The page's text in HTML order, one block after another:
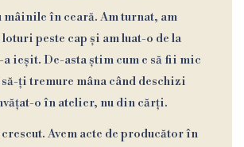
mâinile în ceară. Am turnat, am
peste cap și am luat-o de la
a ieșit. De-asta știm cum e să fii mic
ți tremure mâna când deschizi
o în atelier, nu din cărți.
Avem acte de producător în